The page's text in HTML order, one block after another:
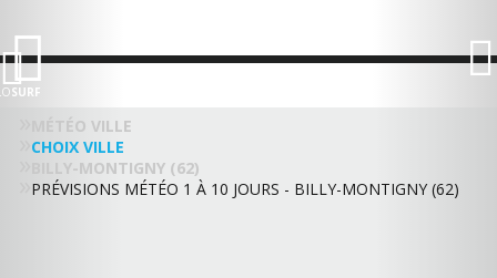
SURF
MÉTÉO VILLE
CHOIX VILLE
BILLY-MONTIGNY (62)
PRÉVISIONS MÉTÉO 1 À 10 JOURS - BILLY-MONTIGNY (62)